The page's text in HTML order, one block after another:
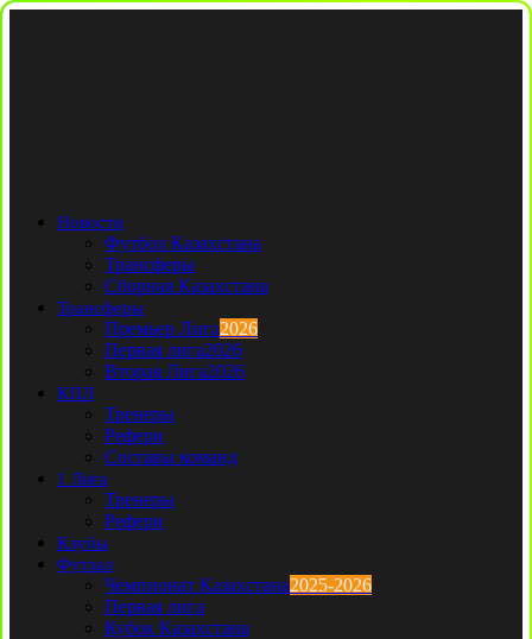
Новости
Футбол Казахстана
Трансферы
Сборная Казахстана
Трансферы
Премьер Лига2026
Первая лига2026
Вторая Лига2026
КПЛ
Тренеры
Рефери
Составы команд
1 Лига
Тренеры
Рефери
Клубы
Футзал
Чемпионат Казахстана2025-2026
Первая лига
Кубок Казахстана